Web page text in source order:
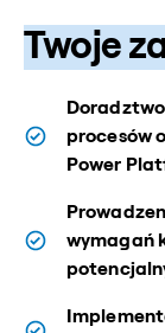
Twoje
procesów
Power
wymagań